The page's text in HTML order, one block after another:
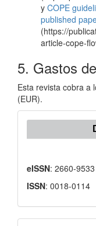
y COPE
published
(https://
article-cope-
5. Gastos
Esta revista cobra a
(EUR).
eISSN: 2660-9533
ISSN: 0018-0114